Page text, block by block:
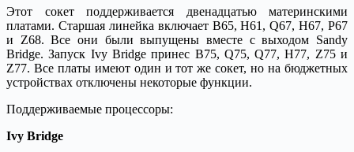
Этот сокет поддерживается двенадцатью материнскими
платами. Старшая линейка включает B65, H61, Q67, H67, P67
и Z68. Все они были выпущены вместе с выходом Sandy
Bridge. Запуск Ivy Bridge принес B75, Q75, Q77, H77, Z75 и
Z77. Все платы имеют один и тот же сокет, но на бюджетных
устройствах отключены некоторые функции.
Поддерживаемые процессоры:
Ivy Bridge